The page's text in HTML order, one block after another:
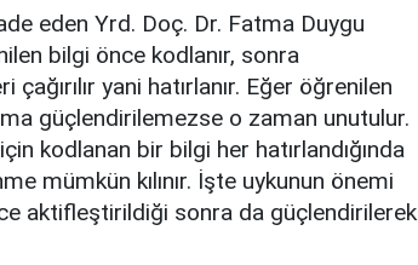
eden Yrd. Doç. Dr. Fatma Duygu
bilgi önce kodlanır, sonra
yani hatırlanır. Eğer öğrenilen
güçlendirilemezse o zaman unutulur.
kodlanan bir bilgi her hatırlandığında
mümkün kılınır. İşte uykunun önemi
aktifleştirildiği sonra da güçlendirilerek